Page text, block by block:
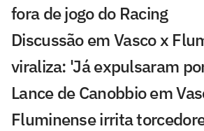
fora de jogo do Racing
Discussão em Vasco x
viraliza: 'Já expulsaram
Lance de Canobbio em
Fluminense irrita